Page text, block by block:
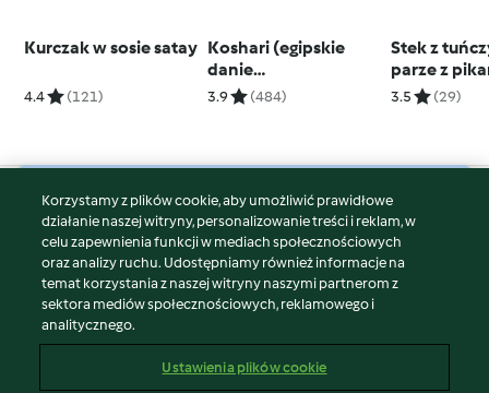
Kurczak w sosie satay
4.4 (121)
Koshari (egipskie
danie
jednogarnkowe)
3.9 (484)
Stek z
parze z
dipem z
3.5 (29)
© Copyright 2026
Warunki korzystania
Polityka prywatności
Disclaimer
Znak wydawcy
Zgłoś treść
Korzystamy z plików cookie, aby umożliwić prawidłowe
działanie naszej witryny, personalizowanie treści i reklam, w
celu zapewnienia funkcji w mediach społecznościowych
oraz analizy ruchu. Udostępniamy również informacje na
temat korzystania z naszej witryny naszymi partnerom z
sektora mediów społecznościowych, reklamowego i
analitycznego.
Ustawienia plików cookie